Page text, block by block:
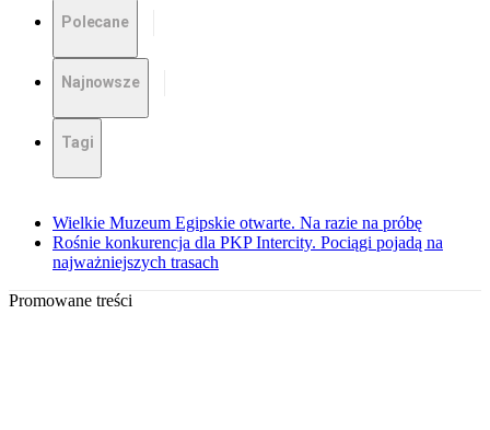
Polecane
Najnowsze
Tagi
Wielkie Muzeum Egipskie otwarte. Na razie na próbę
Rośnie konkurencja dla PKP Intercity. Pociągi pojadą na
najważniejszych trasach
Promowane treści